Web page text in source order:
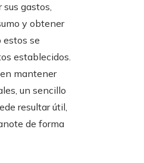
gastos,
y obtener
estos se
establecidos.
mantener
un sencillo
resultar útil,
de forma